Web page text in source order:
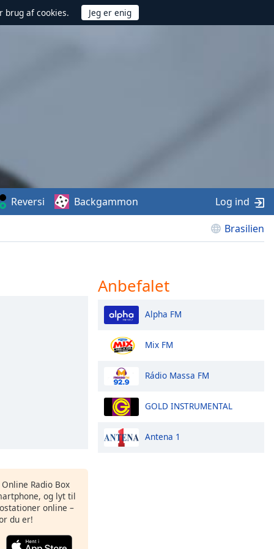
brug af cookies.
Brasilien
Reversi Backgammon Log ind
Radio Box
og lyt til
online –
du er!
Anbefalet
Alpha FM
Mix FM
Rádio Massa FM
GOLD INSTRUMENTAL
Antena 1